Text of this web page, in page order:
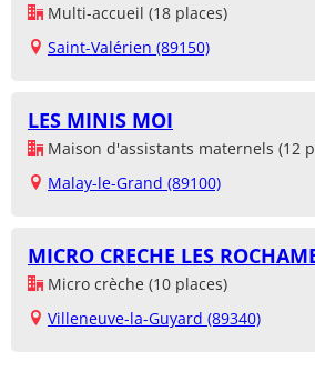
Multi-accueil (18 places)
Saint-Valérien (89150)
LES MINIS MOI
Maison d'assistants maternels (12
Malay-le-Grand (89100)
MICRO CRECHE LES
Micro crèche (10 places)
Villeneuve-la-Guyard (89340)